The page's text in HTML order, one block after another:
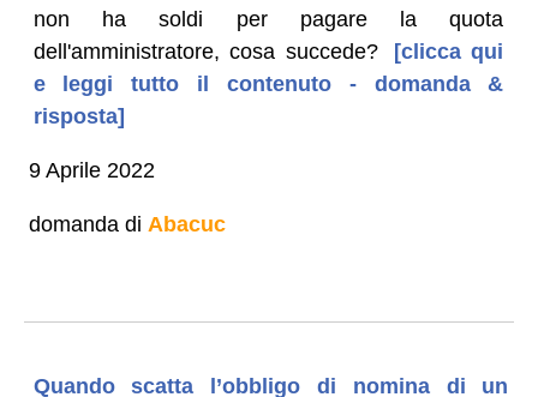
non ha soldi per pagare la quota
dell'amministratore, cosa succede?
[clicca qui
e leggi tutto il contenuto - domanda &
risposta]
9 Aprile 2022
domanda di Abacuc
Quando scatta l’obbligo di nomina di un